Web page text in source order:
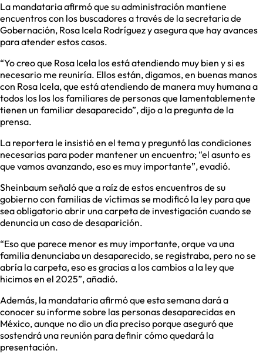
La mandataria afirmó que su administración mantiene
encuentros con los buscadores a través de la secretaria de
Gobernación, Rosa Icela Rodríguez y asegura que hay avances
para atender estos casos.
“Yo creo que Rosa Icela los está atendiendo muy bien y si es
necesario me reuniría. Ellos están, digamos, en buenas manos
con Rosa Icela, que está atendiendo de manera muy humana a
todos los los los familiares de personas que lamentablemente
tienen un familiar desaparecido”, dijo a la pregunta de la
prensa.
La reportera le insistió en el tema y preguntó las condiciones
necesarias para poder mantener un encuentro; “el asunto es
que vamos avanzando, eso es muy importante”, evadió.
Sheinbaum señaló que a raíz de estos encuentros de su
gobierno con familias de víctimas se modificó la ley para que
sea obligatorio abrir una carpeta de investigación cuando se
denuncia un caso de desaparición.
“Eso que parece menor es muy importante, orque va una
familia denunciaba un desaparecido, se registraba, pero no se
abría la carpeta, eso es gracias a los cambios a la ley que
hicimos en el 2025”, añadió.
Además, la mandataria afirmó que esta semana dará a
conocer su informe sobre las personas desaparecidas en
México, aunque no dio un día preciso porque aseguró que
sostendrá una reunión para definir cómo quedará la
presentación.